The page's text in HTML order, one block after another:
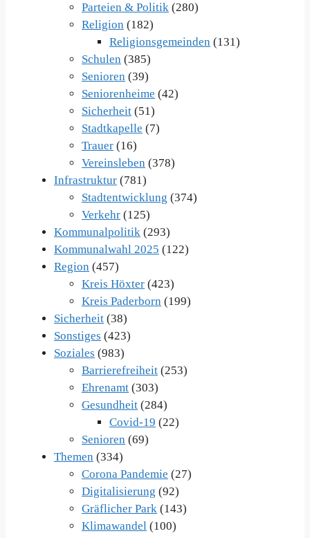
Parteien & Politik (280)
Religion (182)
Religionsgemeinden (131)
Schulen (385)
Senioren (39)
Seniorenheime (42)
Sicherheit (51)
Stadtkapelle (7)
Trauer (16)
Vereinsleben (378)
Infrastruktur (781)
Stadtentwicklung (374)
Verkehr (125)
Kommunalpolitik (293)
Kommunalwahl 2025 (122)
Region (457)
Kreis Höxter (423)
Kreis Paderborn (199)
Sicherheit (38)
Sonstiges (423)
Soziales (983)
Barrierefreiheit (253)
Ehrenamt (303)
Gesundheit (284)
Covid-19 (22)
Senioren (69)
Themen (334)
Corona Pandemie (27)
Digitalisierung (92)
Gräflicher Park (143)
Klimawandel (100)